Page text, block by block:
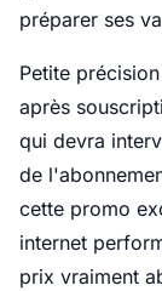
préparer ses
Petite
après
qui devra
de
cette promo
internet
prix vraiment